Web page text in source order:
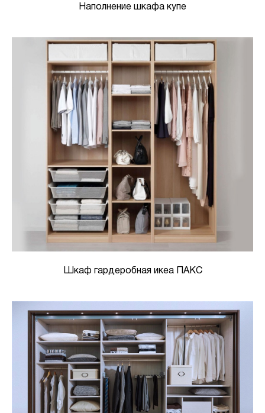
Наполнение шкафа купе
Шкаф гардеробная икеа ПАКС